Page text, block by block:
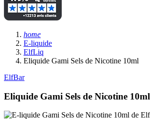
home
E-liquide
ElfLiq
Eliquide Gami Sels de Nicotine 10ml
ElfBar
Eliquide Gami Sels de Nicotine 10ml